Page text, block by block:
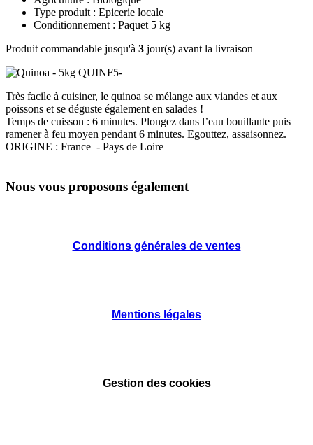
Type produit : Epicerie locale
Conditionnement : Paquet 5 kg
Produit commandable jusqu'à 3 jour(s) avant la livraison
Très facile à cuisiner, le quinoa se mélange aux viandes et aux
poissons et se déguste également en salades !
Temps de cuisson : 6 minutes. Plongez dans l’eau bouillante puis
ramener à feu moyen pendant 6 minutes. Egouttez, assaisonnez.
ORIGINE : France - Pays de Loire
Nous vous proposons également
Conditions générales de ventes
Mentions légales
Gestion des cookies